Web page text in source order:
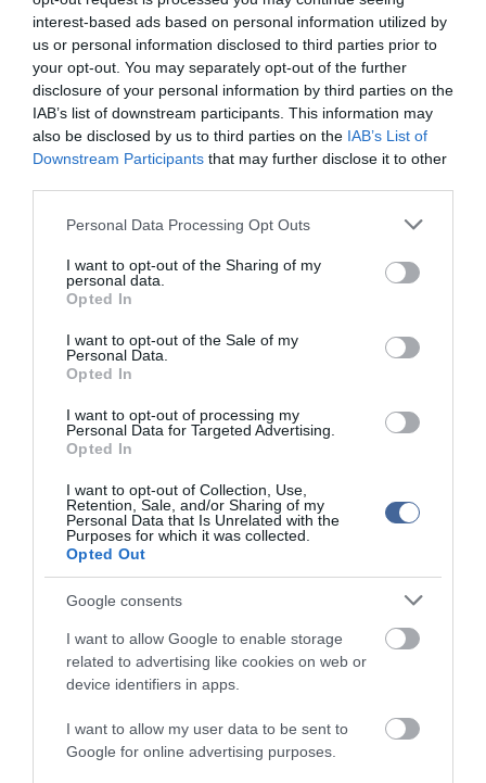
interest-based ads based on personal information utilized by
us or personal information disclosed to third parties prior to
your opt-out. You may separately opt-out of the further
disclosure of your personal information by third parties on the
IAB’s list of downstream participants. This information may
also be disclosed by us to third parties on the IAB’s List of
Downstream Participants that may further disclose it to other
Please note that this website/app uses one or more Google
not limited to your visit or usage behaviour. You may click to
grant or deny consent to Google and its third-party tags to
use your data for below specified purposes in below Google
consent section.
Personal Data Processing Opt Outs
I want to opt-out of the Sharing of my
personal data.
Opted In
I want to opt-out of the Sale of my
Personal Data.
Opted In
I want to opt-out of processing my
Personal Data for Targeted Advertising.
Opted In
I want to opt-out of Collection, Use,
Retention, Sale, and/or Sharing of my
Personal Data that Is Unrelated with the
Purposes for which it was collected.
Opted Out
Google consents
I want to allow Google to enable storage
related to advertising like cookies on web or
device identifiers in apps.
I want to allow my user data to be sent to
Google for online advertising purposes.
Sánchez spanyol miniszterelnököt, hogy szükség esetén rendelje
el a hadsereg bevetését a rend fenntartása érdekében. „Kérjük a
nemzeti kormányt, hogy aktiválja a 3-as szintű
vészforgatókönyvet, amely lehetővé teszi a hadsereg
közreműködését a rend helyreállításában” – mondta.
#DIRECTO| "Lo más probable es que se trate de un
országos hálózatüzemeltető központjában, ahol a szakemberek
igyekeznek feltárni az áramszünet eredetét és a lehető
leggyorsabb megoldást találni.
Eduardo Prieto, a Red Eléctrica vezérigazgatója
sajtótájékoztatóján elmondta: a teljes áramszolgáltatás
España sufre un apagón masivo.
de energía eléctrica.
El metro de Madrid dejó de funcionar a raíz del apagon en toda
España y aún no se sabe el motivo del corte
pic.twitter.com/75FeATUVbI